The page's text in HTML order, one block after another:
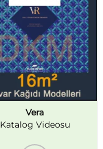
Vera
Katalog Videosu